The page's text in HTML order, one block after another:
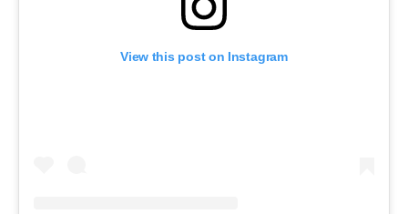
View this post on Instagram